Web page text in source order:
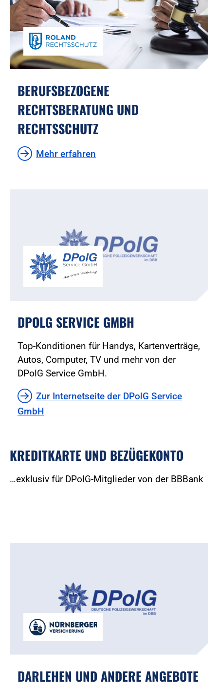
BERUFSBEZOGENE
RECHTSBERATUNG UND
RECHTSSCHUTZ
Mehr erfahren
DPOLG SERVICE GMBH
Top-Konditionen für Handys, Kartenverträge,
Autos, Computer, TV und mehr von der
DPolG Service GmbH.
Zur Internetseite der DPolG Service
GmbH
KREDITKARTE UND BEZÜGEKONTO
…exklusiv für DPolG-Mitglieder von der BBBank
DARLEHEN UND ANDERE ANGEBOTE